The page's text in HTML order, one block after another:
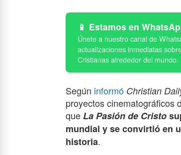
Estamos en
Según informó Christian
proyectos cinematográficos
queLa Pasión de Cristo
mundial y se convirtió en
historia.